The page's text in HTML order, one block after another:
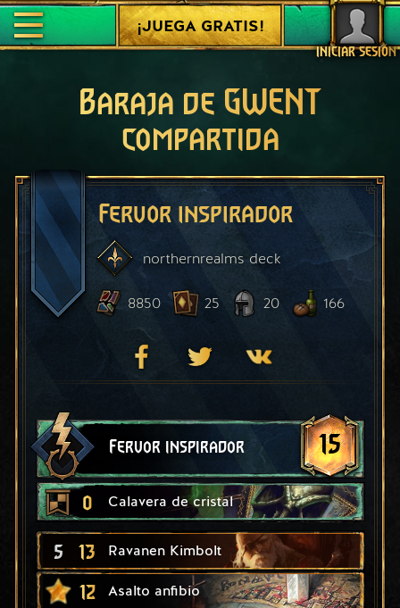
INICIAR SESIÓN
¡JUEGA GRATIS!
Baraja de GWENT
compartida
Fervor inspirador
northernrealmsdeck
8850 25 20 166
Fervor inspirador 15
0 Calavera de cristal
5 13 Ravanen Kimbolt
12 Asalto anfibio